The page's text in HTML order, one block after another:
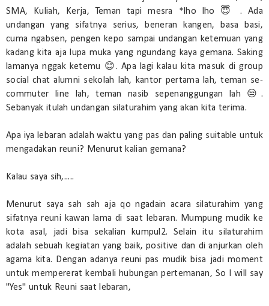
SMA, Kuliah, Kerja, Teman tapi mesra *lho lho 😇 . Ada
undangan yang sifatnya serius, beneran kangen, basa basi,
cuma ngabsen, pengen kepo sampai undangan ketemuan yang
kadang kita aja lupa muka yang ngundang kaya gemana. Saking
lamanya nggak ketemu 😊. Apa lagi kalau kita masuk di group
social chat alumni sekolah lah, kantor pertama lah, teman se-
commuter line lah, teman nasib sepenanggungan lah 😒.
Sebanyak itulah undangan silaturahim yang akan kita terima.
Apa iya lebaran adalah waktu yang pas dan paling suitable untuk
mengadakan reuni? Menurut kalian gemana?
Kalau saya sih,.....
Menurut saya sah sah aja qo ngadain acara silaturahim yang
sifatnya reuni kawan lama di saat lebaran. Mumpung mudik ke
kota asal, jadi bisa sekalian kumpul2. Selain itu silaturahim
adalah sebuah kegiatan yang baik, positive dan di anjurkan oleh
agama kita. Dengan adanya reuni pas mudik bisa jadi moment
untuk mempererat kembali hubungan pertemanan, So I will say
"Yes" untuk Reuni saat lebaran,